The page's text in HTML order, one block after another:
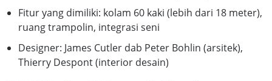
Fitur yang dimiliki: kolam 60 kaki (lebih dari 18 meter),
ruang trampolin, integrasi seni
Designer: James Cutler dab Peter Bohlin (arsitek),
Thierry Despont (interior desain)